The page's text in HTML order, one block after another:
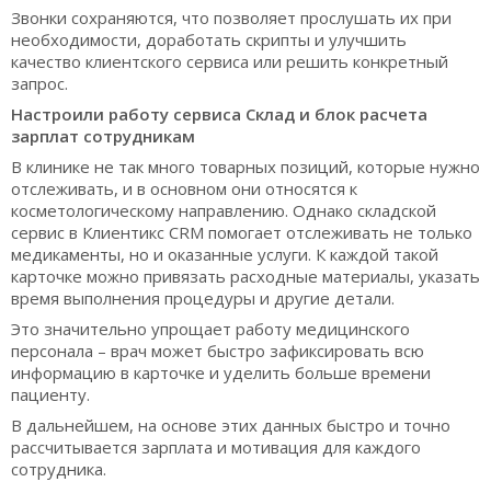
Звонки сохраняются, что позволяет прослушать их при
необходимости, доработать скрипты и улучшить
качество клиентского сервиса или решить конкретный
запрос.
Настроили работу сервиса Склад и блок расчета
зарплат сотрудникам
В клинике не так много товарных позиций, которые нужно
отслеживать, и в основном они относятся к
косметологическому направлению. Однако складской
сервис в Клиентикс CRM помогает отслеживать не только
медикаменты, но и оказанные услуги. К каждой такой
карточке можно привязать расходные материалы, указать
время выполнения процедуры и другие детали.
Это значительно упрощает работу медицинского
персонала – врач может быстро зафиксировать всю
информацию в карточке и уделить больше времени
пациенту.
В дальнейшем, на основе этих данных быстро и точно
рассчитывается зарплата и мотивация для каждого
сотрудника.